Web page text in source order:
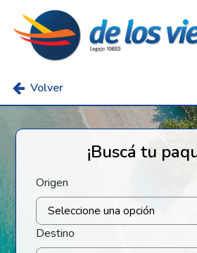
Volver
¡Buscá tu
Origen
Seleccione una opción
Destino